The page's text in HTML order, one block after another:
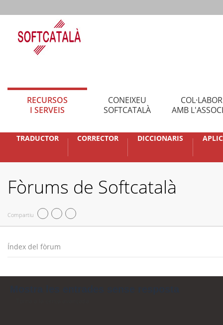
RECURSOS
I SERVEIS
CONEIXEU
SOFTCATALÀ
AMB
TRADUCTOR CORRECTOR DICCIONARIS
Fòrums de Softcatalà
Compartiu
Índex del fòrum